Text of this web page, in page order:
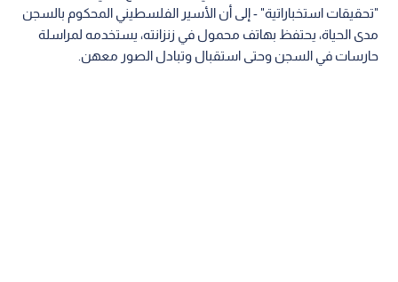
"تحقيقات استخباراتية" - إلى أن الأسير الفلسطيني المحكوم بالسجن
مدى الحياة، ​​يحتفظ بهاتف محمول في زنزانته، يستخدمه لمراسلة
حارسات في السجن وحتى استقبال وتبادل الصور معهن.